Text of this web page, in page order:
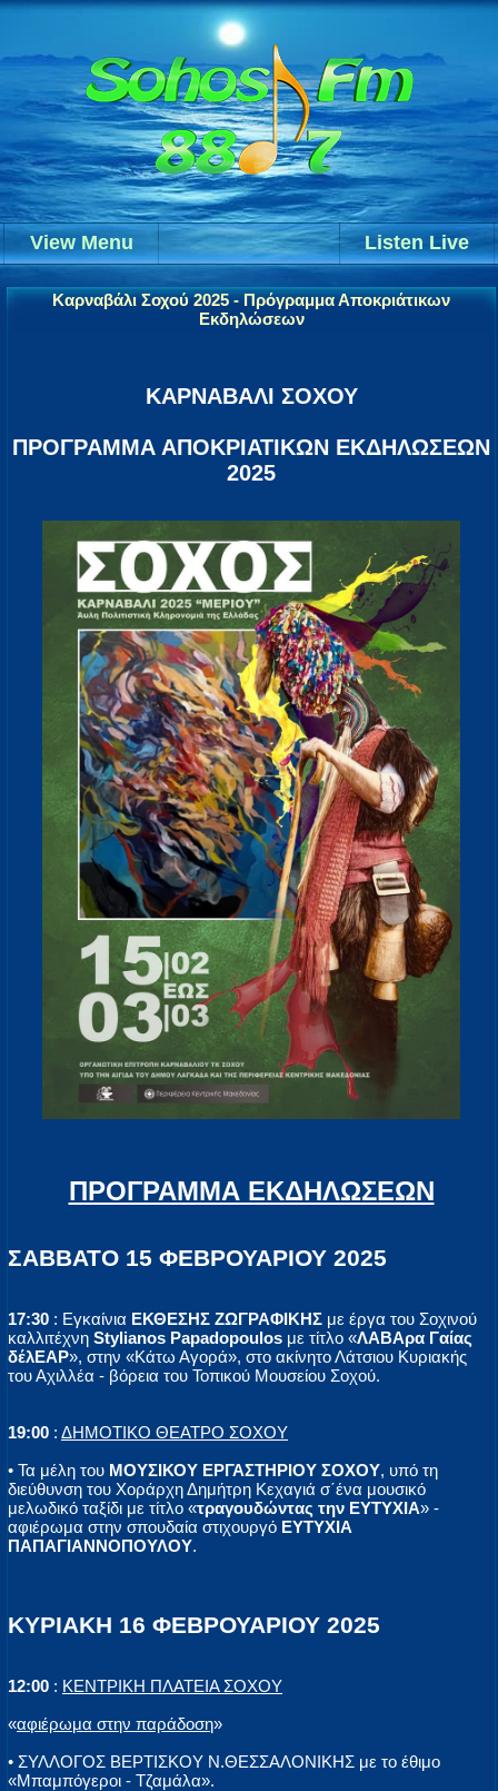
Listen Live
View Menu
Καρναβάλι Σοχού 2025 - Πρόγραμμα Αποκριάτικων
Εκδηλώσεων
ΚΑΡΝΑΒΑΛΙ ΣΟΧΟΥ
ΠΡΟΓΡΑΜΜΑ ΑΠΟΚΡΙΑΤΙΚΩΝ ΕΚΔΗΛΩΣΕΩΝ
2025
ΠΡΟΓΡΑΜΜΑ ΕΚΔΗΛΩΣΕΩΝ
ΣΑΒΒΑΤΟ 15 ΦΕΒΡΟΥΑΡΙΟΥ 2025
17:30 : Εγκαίνια ΕΚΘΕΣΗΣ ΖΩΓΡΑΦΙΚΗΣ με έργα του Σοχινού
καλλιτέχνη Stylianos Papadopoulos με τίτλο «ΛΑΒΑρα Γαίας
δέλΕΑΡ», στην «Κάτω Αγορά», στο ακίνητο Λάτσιου Κυριακής
του Αχιλλέα - βόρεια του Τοπικού Μουσείου Σοχού.
19:00 : ΔΗΜΟΤΙΚΟ ΘΕΑΤΡΟ ΣΟΧΟΥ
• Τα μέλη του ΜΟΥΣΙΚΟΥ ΕΡΓΑΣΤΗΡΙΟΥ ΣΟΧΟΥ, υπό τη
διεύθυνση του Χοράρχη Δημήτρη Κεχαγιά σ΄ένα μουσικό
μελωδικό ταξίδι με τίτλο «τραγουδώντας την ΕΥΤΥΧΙΑ» -
αφιέρωμα στην σπουδαία στιχουργό ΕΥΤΥΧΙΑ
ΠΑΠΑΓΙΑΝΝΟΠΟΥΛΟΥ.
ΚΥΡΙΑΚΗ 16 ΦΕΒΡΟΥΑΡΙΟΥ 2025
12:00 : ΚΕΝΤΡΙΚΗ ΠΛΑΤΕΙΑ ΣΟΧΟΥ
«αφιέρωμα στην παράδοση»
• ΣΥΛΛΟΓΟΣ ΒΕΡΤΙΣΚΟΥ Ν.ΘΕΣΣΑΛΟΝΙΚΗΣ με το έθιμο
«Μπαμπόγεροι - Τζαμάλα».